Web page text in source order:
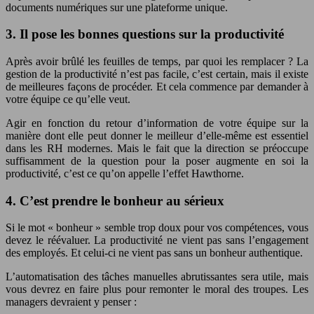
documents numériques sur une plateforme unique.
3. Il pose les bonnes questions sur la productivité
Après avoir brûlé les feuilles de temps, par quoi les remplacer ? La
gestion de la productivité n’est pas facile, c’est certain, mais il existe
de meilleures façons de procéder. Et cela commence par demander à
votre équipe ce qu’elle veut.
Agir en fonction du retour d’information de votre équipe sur la
manière dont elle peut donner le meilleur d’elle-même est essentiel
dans les RH modernes. Mais le fait que la direction se préoccupe
suffisamment de la question pour la poser augmente en soi la
productivité, c’est ce qu’on appelle l’effet Hawthorne.
4. C’est prendre le bonheur au sérieux
Si le mot « bonheur » semble trop doux pour vos compétences, vous
devez le réévaluer. La productivité ne vient pas sans l’engagement
des employés. Et celui-ci ne vient pas sans un bonheur authentique.
L’automatisation des tâches manuelles abrutissantes sera utile, mais
vous devrez en faire plus pour remonter le moral des troupes. Les
managers devraient y penser :